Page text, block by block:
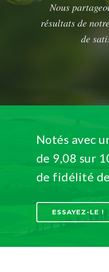
Nous
résultats de
de
Notés avec
de 9,08 sur
de fidélité
ESSAYEZ-LE !